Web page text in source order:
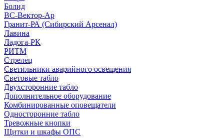
Болид
ВС-Вектор-Ар
Гранит-РА (Сибирский Арсенал)
Лавина
Ладога-РК
РИТМ
Стрелец
Светильники аварийного освещения
Световые табло
Двухсторонние табло
Дополнительное оборудование
Комбинированные оповещатели
Односторонние табло
Тревожные кнопки
Щитки и шкафы ОПС